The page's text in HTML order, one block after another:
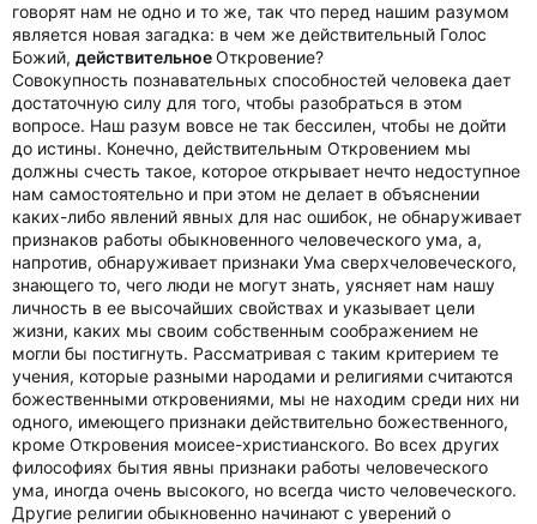
говорят нам не одно и то же, так что перед нашим разумом
является новая загадка: в чем же действительный Голос
Божий, действительноеОткровение?
Совокупность познавательных способностей человека дает
достаточную силу для того, чтобы разобраться в этом
вопросе. Наш разум вовсе не так бессилен, чтобы не дойти
до истины. Конечно, действительным Откровением мы
должны счесть такое, которое открывает нечто недоступное
нам самостоятельно и при этом не делает в объяснении
каких-либо явлений явных для нас ошибок, не обнаруживает
признаков работы обыкновенного человеческого ума, а,
напротив, обнаруживает признаки Ума сверхчеловеческого,
знающего то, чего люди не могут знать, уясняет нам нашу
личность в ее высочайших свойствах и указывает цели
жизни, каких мы своим собственным соображением не
могли бы постигнуть. Рассматривая с таким критерием те
учения, которые разными народами и религиями считаются
божественными откровениями, мы не находим среди них ни
одного, имеющего признаки действительно божественного,
кроме Откровения моисее-христианского. Во всех других
философиях бытия явны признаки работы человеческого
ума, иногда очень высокого, но всегда чисто человеческого.
Другие религии обыкновенно начинают с уверений о